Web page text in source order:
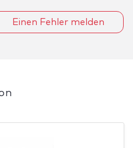
Einen Fehler melden